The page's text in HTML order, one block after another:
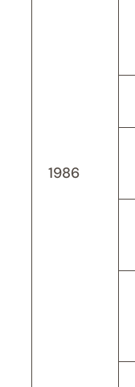
1986